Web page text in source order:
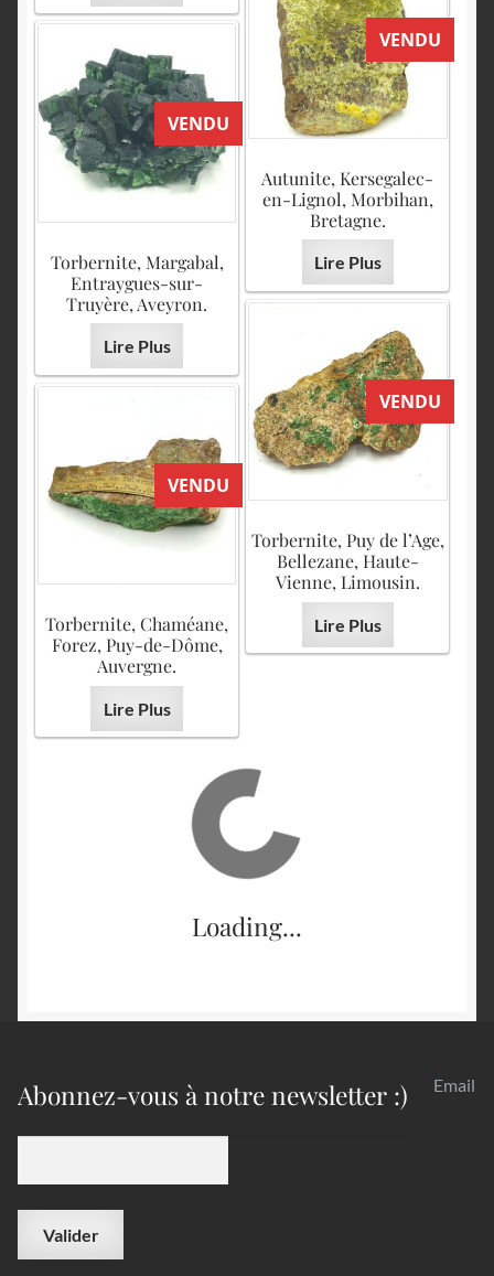
VENDU
Autunite, Kersegalec-
en-Lignol, Morbihan,
Bretagne.
Lire Plus
VENDU
Torbernite, Margabal,
Entraygues-sur-
Truyère, Aveyron.
Lire Plus
VENDU
Torbernite, Puy de l’Age,
Bellezane, Haute-
Vienne, Limousin.
Lire Plus
VENDU
Torbernite, Chaméane,
Forez, Puy-de-Dôme,
Auvergne.
Lire Plus
Loading...
Abonnez-vous à notre newsletter :) Email